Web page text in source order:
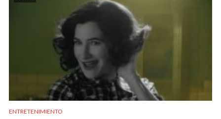
ENTRETENIMIENTO